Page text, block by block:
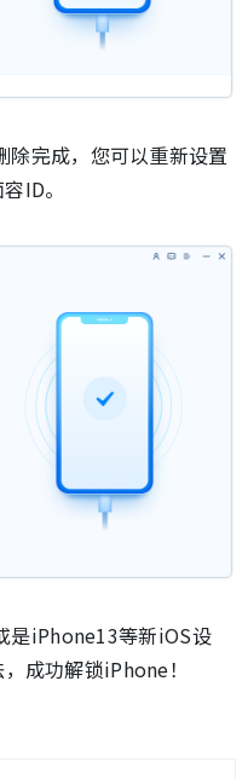
完成，您可以重新设置
ID。
是iPhone13等新iOS设
成功解锁iPhone！